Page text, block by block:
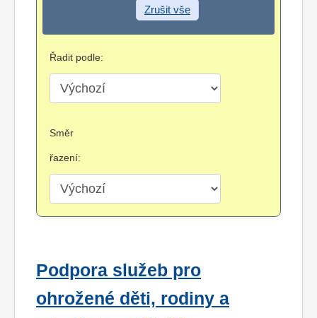
Zrušit vše
Řadit podle:
Směr
řazení:
Podpora služeb pro
ohrožené děti, rodiny a